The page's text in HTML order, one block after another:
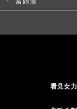
看見女力